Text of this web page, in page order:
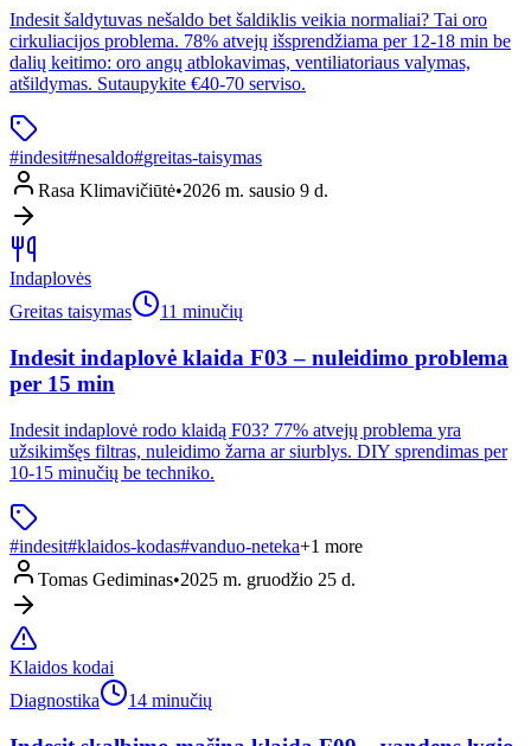
Indesit šaldytuvas nešaldo bet šaldiklis veikia normaliai? Tai oro
cirkuliacijos problema. 78% atvejų išsprendžiama per 12-18 min be
dalių keitimo: oro angų atblokavimas, ventiliatoriaus valymas,
atšildymas. Sutaupykite €40-70 serviso.
#indesit#nesaldo#greitas-taisymas
Rasa Klimavičiūtė•2026 m. sausio 9 d.
Indaplovės
Greitas taisymas
11 minučių
Indesit indaplovė klaida F03 – nuleidimo problema
per 15 min
Indesit indaplovė rodo klaidą F03? 77% atvejų problema yra
užsikimšęs filtras, nuleidimo žarna ar siurblys. DIY sprendimas per
10-15 minučių be techniko.
#indesit#klaidos-kodas#vanduo-neteka+1 more
Tomas Gediminas•2025 m. gruodžio 25 d.
Klaidos kodai
Diagnostika
14 minučių